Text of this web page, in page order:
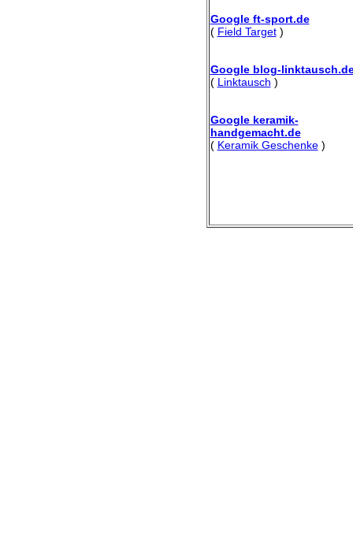
Google ft-sport.de
( Field Target)
Google blog-
( Linktausch )
Google keramik-
handgemacht.de
( Keramik Geschenke)